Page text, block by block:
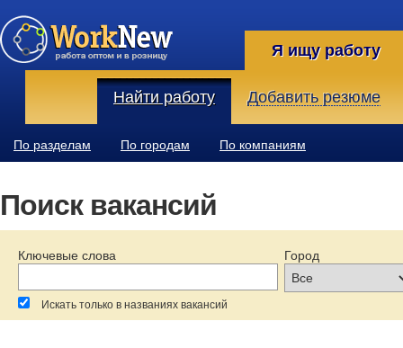
Я ищу работу
Найти работу Добавить резюме
По разделам По городам По компаниям
Поиск вакансий
Ключевые слова Город
Искать только в названиях вакансий